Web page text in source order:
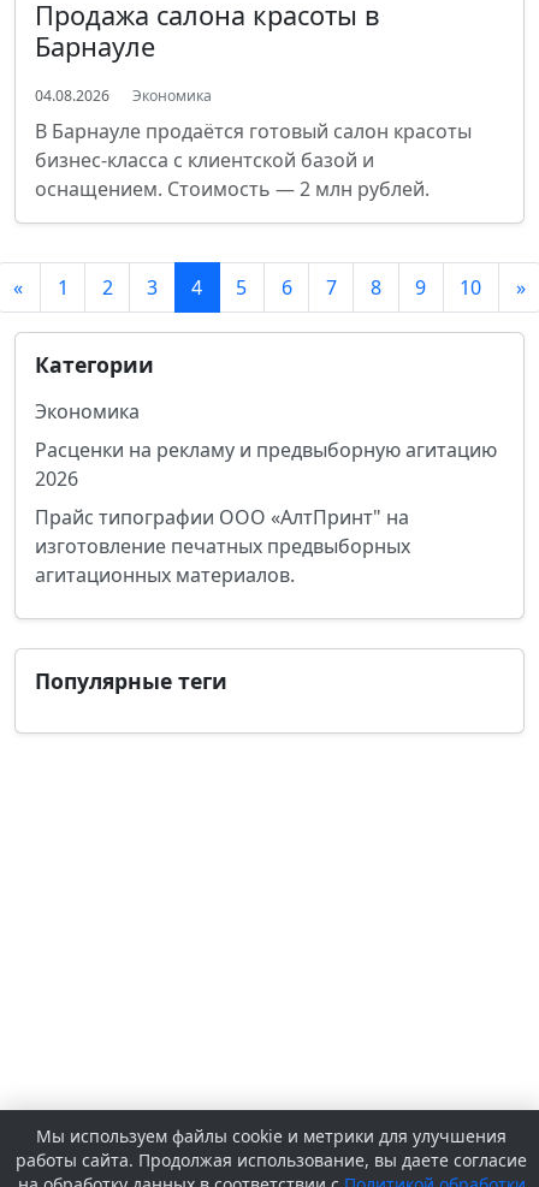
Продажа салона красоты в
Барнауле
04.08.2026 Экономика
В Барнауле продаётся готовый салон красоты
бизнес-класса с клиентской базой и
оснащением. Стоимость — 2 млн рублей.
« 1 2 3 4 5 6 7 8 9 10 »
Категории
Экономика
Расценки на рекламу и предвыборную агитацию
2026
Прайс типографии ООО «АлтПринт" на
изготовление печатных предвыборных
агитационных материалов.
Популярные теги
Мы используем файлы cookie и метрики для улучшения
работы сайта. Продолжая использование, вы даете согласие